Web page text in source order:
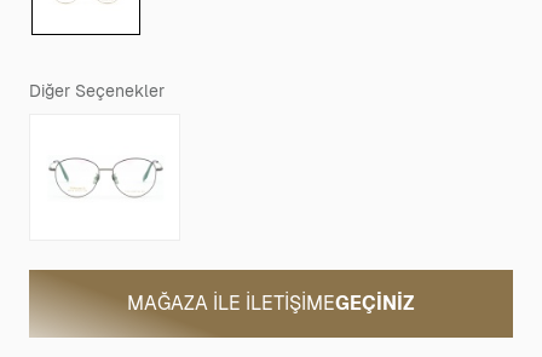
Diğer Seçenekler
MAĞAZA ILE İLETIŞIMEGEÇINIZ